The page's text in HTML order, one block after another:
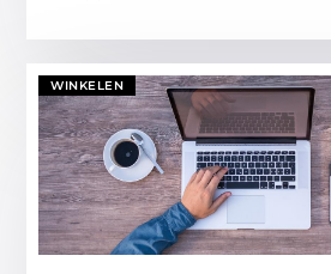
WINKELEN